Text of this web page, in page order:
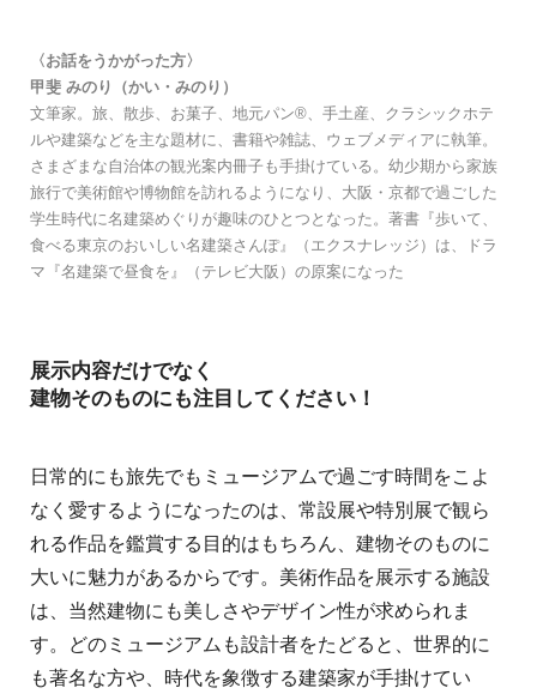
〈お話をうかがった方〉
甲斐 みのり（かい・みのり）
文筆家。旅、散歩、お菓子、地元パン®、手土産、クラシックホテ
ルや建築などを主な題材に、書籍や雑誌、ウェブメディアに執筆。
さまざまな自治体の観光案内冊子も手掛けている。幼少期から家族
旅行で美術館や博物館を訪れるようになり、大阪・京都で過ごした
学生時代に名建築めぐりが趣味のひとつとなった。著書『歩いて、
食べる東京のおいしい名建築さんぽ』（エクスナレッジ）は、ドラ
マ『名建築で昼食を』（テレビ大阪）の原案になった
展示内容だけでなく
建物そのものにも注目してください！
日常的にも旅先でもミュージアムで過ごす時間をこよ
なく愛するようになったのは、常設展や特別展で観ら
れる作品を鑑賞する目的はもちろん、建物そのものに
大いに魅力があるからです。美術作品を展示する施設
は、当然建物にも美しさやデザイン性が求められま
す。どのミュージアムも設計者をたどると、世界的に
も著名な方や、時代を象徴する建築家が手掛けてい